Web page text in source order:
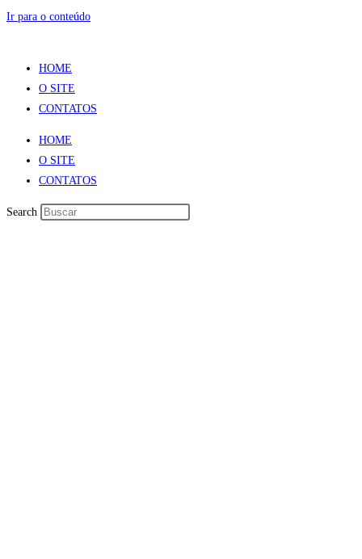
Ir para o conteúdo
HOME
O SITE
CONTATOS
HOME
O SITE
CONTATOS
Search